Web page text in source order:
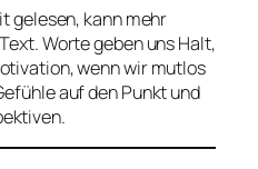
gelesen, kann mehr
Worte geben uns Halt,
wenn wir mutlos
auf den Punkt und